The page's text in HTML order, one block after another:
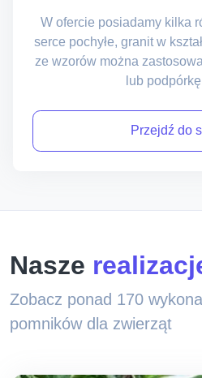
W ofercie posiadamy kilka
serce pochyłe, granit w
ze wzorów można
lub podpórkę
Przejdź do
Nasze
Zobacz ponad 170
pomników dla zwierząt